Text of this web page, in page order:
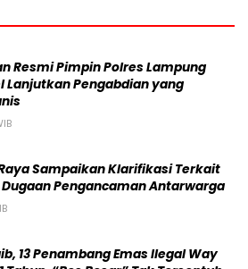
Resmi Pimpin Polres Lampung
Lanjutkan Pengabdian yang
Sampaikan Klarifikasi Terkait
Pengancaman Antarwarga
13 Penambang Emas Ilegal Way